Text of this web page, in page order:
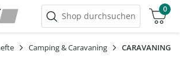
Shop durchsuchen
0
Camping & Caravaning CARAVANING